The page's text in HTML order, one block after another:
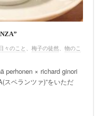
々のこと 梅子の徒然
物のこ
perhonen × richard ginori
スペランツァ)”をいただ